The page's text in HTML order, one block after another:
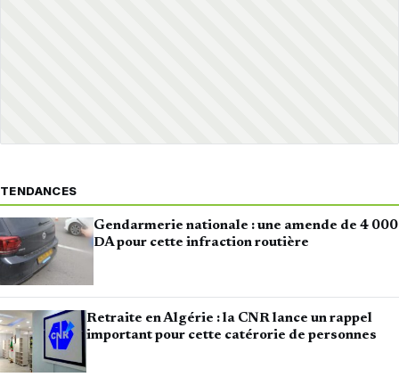
TENDANCES
Gendarmerie nationale : une amende de 4 000
DA pour cette infraction routière
Retraite en Algérie : la CNR lance un rappel
important pour cette catérorie de personnes